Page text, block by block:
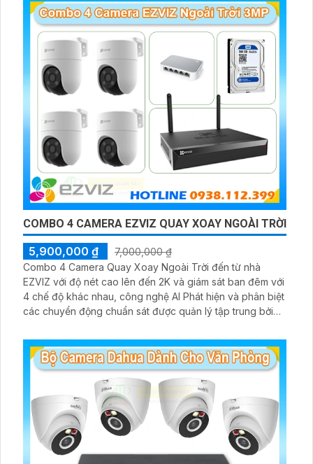
COMBO 4 CAMERA EZVIZ QUAY XOAY NGOÀI TRỜI
5,900,000 ₫
7,000,000 ₫
Combo 4 Camera Quay Xoay Ngoài Trời đến từ nhà
EZVIZ với độ nét cao lên đến 2K và giám sát ban đêm với
4 chế độ khác nhau, công nghệ AI Phát hiện và phân biệt
các chuyển động chuẩn sát được quản lý tập trung bởi